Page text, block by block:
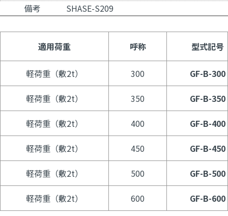
備考
SHASE-S209
適用荷重 呼称 型式記号
軽荷重（敷2t） 300 GF-B-300
軽荷重（敷2t） 350 GF-B-350
軽荷重（敷2t） 400 GF-B-400
軽荷重（敷2t） 450 GF-B-450
軽荷重（敷2t） 500 GF-B-500
軽荷重（敷2t） 600 GF-B-600